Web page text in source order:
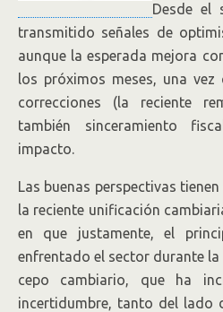
Desde el
transmitido señales de
aunque la esperada mejora
los próximos meses, una
correcciones (la reciente
también sinceramiento
impacto.
Las buenas perspectivas
la reciente unificación
en que justamente, el
enfrentado el sector durante
cepo cambiario, que ha
incertidumbre, tanto del lado